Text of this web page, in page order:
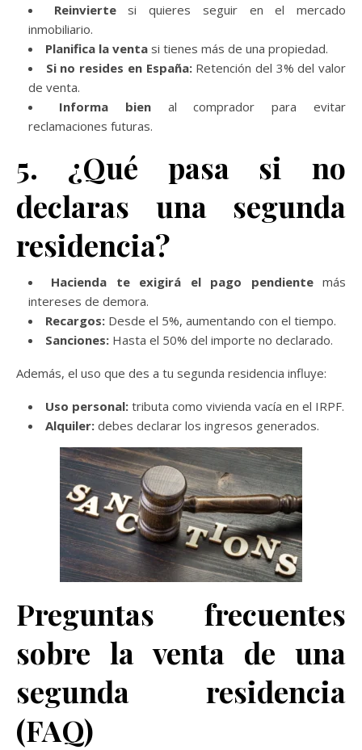
Reinviertesi quieres seguir en el mercado
inmobiliario.
Planifica la venta si tienes más de una propiedad.
Si no resides en España:Retención del 3% del valor
de venta.
Informa bienal comprador para evitar
reclamaciones futuras.
5. ¿Qué pasa si no
declaras una segunda
residencia?
Hacienda te exigirá el pago pendientemás
intereses de demora.
Recargos: Desde el 5%, aumentando con el tiempo.
Sanciones: Hasta el 50% del importe no declarado.
Además, el uso que des a tu segunda residencia influye:
Uso personal: tributa como vivienda vacía en el IRPF.
Alquiler: debes declarar los ingresos generados.
Preguntas frecuentes
sobre la venta de una
segunda residencia
(FAQ)